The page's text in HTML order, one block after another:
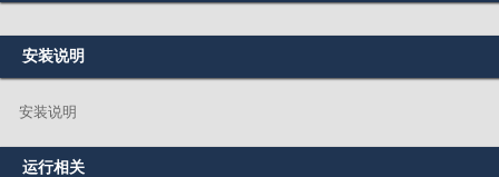
安装说明
安装说明
运行相关